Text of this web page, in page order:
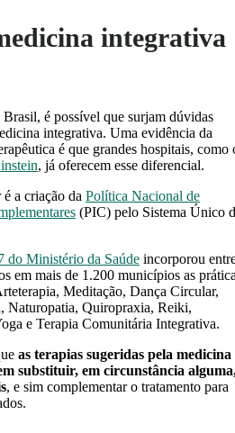
integrativa
é possível que surjam dúvidas
integrativa. Uma evidência da
é que grandes hospitais, como
, já oferecem esse diferencial.
a criação da Política Nacional de
(PIC) pelo Sistema Único
do Ministério da Saúde incorporou
em mais de 1.200 municípios as
Meditação, Dança Circular,
Naturopatia, Quiropraxia, Reiki,
e Terapia Comunitária Integrativa.
as terapias sugeridas pela medicina
substituir, em circunstância
, e sim complementar o tratamento para